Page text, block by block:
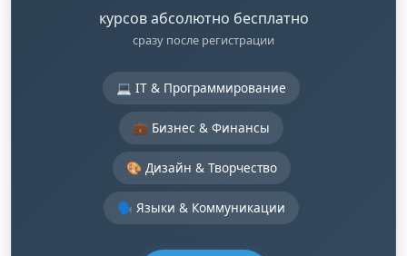
курсов абсолютно бесплатно
сразу после регистрации
💻 IT & Программирование
💼 Бизнес & Финансы
🎨 Дизайн & Творчество
🗣️ Языки & Коммуникации